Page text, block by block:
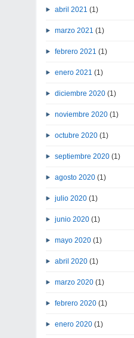
abril 2021 (1)
marzo 2021 (1)
febrero 2021 (1)
enero 2021 (1)
diciembre 2020 (1)
noviembre 2020 (1)
octubre 2020 (1)
septiembre 2020 (1)
agosto 2020 (1)
julio 2020 (1)
junio 2020 (1)
mayo 2020 (1)
abril 2020 (1)
marzo 2020 (1)
febrero 2020 (1)
enero 2020 (1)